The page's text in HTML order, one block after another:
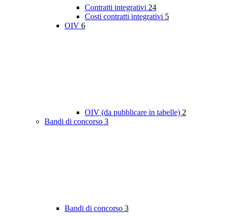
Contratti integrativi 24
Costi contratti integrativi 5
OIV 6
OIV (da pubblicare in tabelle) 2
Bandi di concorso 3
Bandi di concorso 3